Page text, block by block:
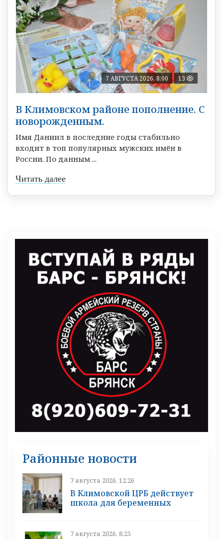
7 АВГУСТА 2026, 8:00 13
В Климовском районе пополнение. С
новорожденным.
Имя Даниил в последние годы стабильно
входит в топ популярных мужских имён в
России. По данным ...
Читать далее
Районные новости
7 августа 2026, 12:26
В Климовской ЦРБ действует
школа для беременных
7 августа 2026, 8:25